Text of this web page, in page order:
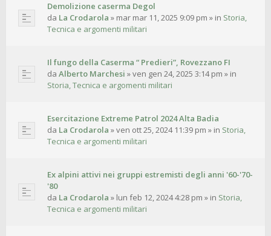
Demolizione caserma Degol
da La Crodarola » mar mar 11, 2025 9:09 pm » in Storia,
Tecnica e argomenti militari
Il fungo della Caserma “ Predieri”, Rovezzano FI
da Alberto Marchesi »ven gen 24, 2025 3:14 pm » in
Storia, Tecnica e argomenti militari
Esercitazione Extreme Patrol 2024 Alta Badia
da La Crodarola »ven ott 25, 2024 11:39 pm » in Storia,
Tecnica e argomenti militari
Ex alpini attivi nei gruppi estremisti degli anni '60-'70-
'80
da La Crodarola » lun feb 12, 2024 4:28 pm » in Storia,
Tecnica e argomenti militari